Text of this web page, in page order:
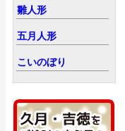
雛人形
五月人形
こいのぼり